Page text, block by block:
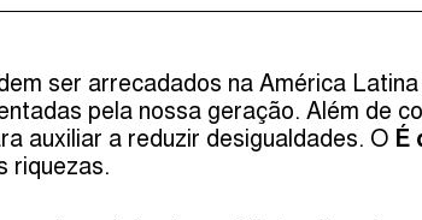
ser arrecadados na América
pela nossa geração. Além de
auxiliar a reduzir desigualdades. O É
riquezas.